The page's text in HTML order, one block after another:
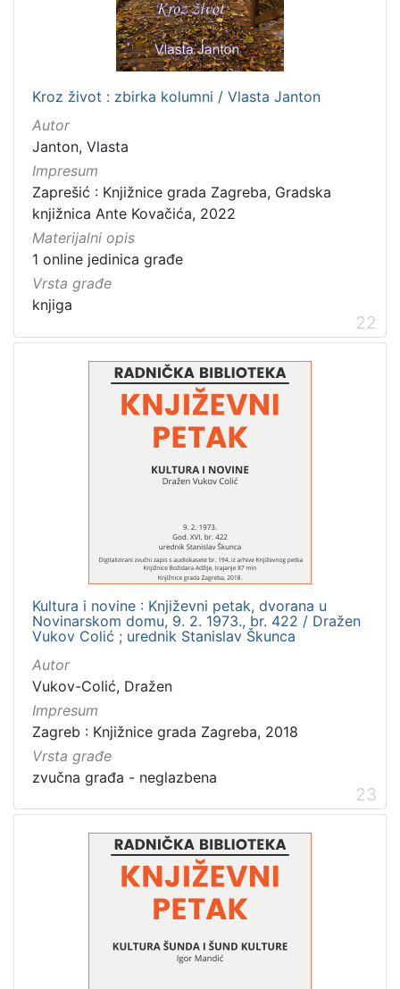
Kroz život : zbirka kolumni / Vlasta Janton
Autor
Janton, Vlasta
Impresum
Zaprešić : Knjižnice grada Zagreba, Gradska
knjižnica Ante Kovačića, 2022
Materijalni opis
1 online jedinica građe
Vrsta građe
knjiga
22
Kultura i novine : Književni petak, dvorana u
Novinarskom domu, 9. 2. 1973., br. 422 / Dražen
Vukov Colić ; urednik Stanislav Škunca
Autor
Vukov-Colić, Dražen
Impresum
Zagreb : Knjižnice grada Zagreba, 2018
Vrsta građe
zvučna građa - neglazbena
23